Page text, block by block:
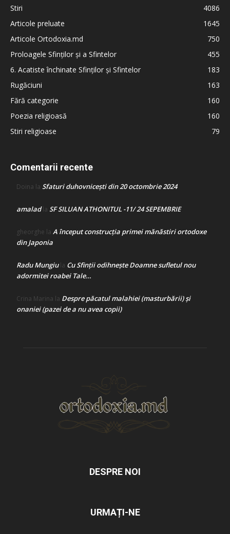
Stiri
4086
Articole preluate
1645
Articole Ortodoxia.md
750
Proloagele Sfinților și a Sfintelor
455
6. Acatiste închinate Sfinților și Sfintelor
183
Rugăciuni
163
Fără categorie
160
Poezia religioasă
160
Stiri religioase
79
Comentarii recente
Doina la Sfaturi duhovnicești din 20 octombrie 2024
amaladla SF SILUAN ATHONITUL -11/ 24 SEPEMBRIE
gheorghe la A început construcţia primei mănăstiri ortodoxe
din Japonia
Radu Mungiula Cu Sfinții odihnește Doamne sufletul nou
adormitei roabei Tale…
Crina Marina la Despre păcatul malahiei (masturbării) şi
onaniei (pazei de a nu avea copii)
DESPRE NOI
URMAȚI-NE